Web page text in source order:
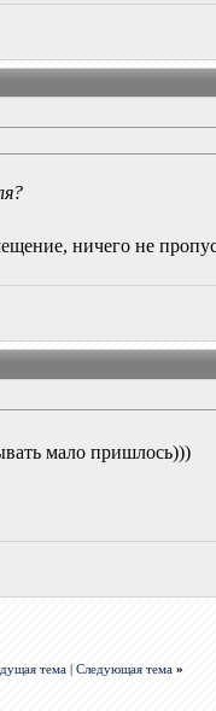
ничего не
мало пришлось)))
тема |Следующая тема »